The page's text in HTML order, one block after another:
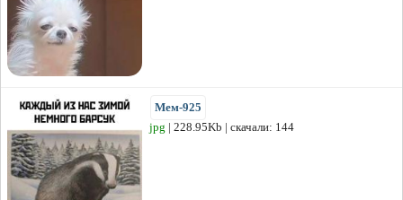
Мем-925
jpg | 228.95Kb | скачали: 144